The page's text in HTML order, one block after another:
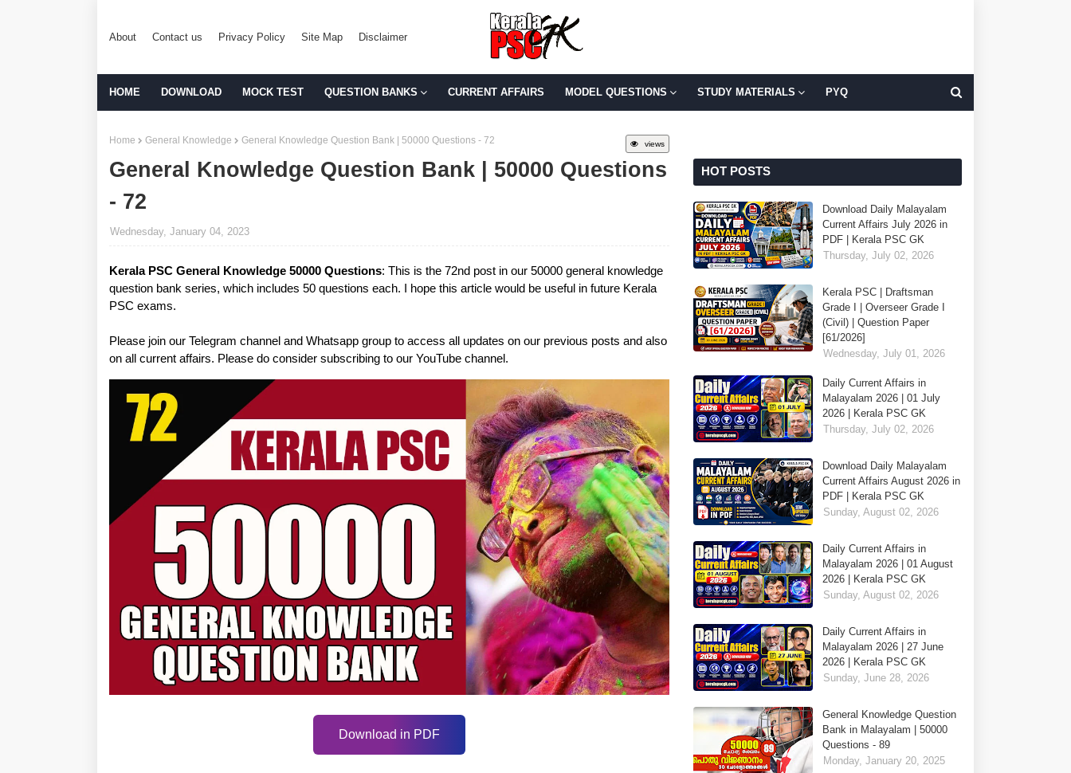
About Contact us Privacy Policy Site Map Disclaimer
HOME DOWNLOAD MOCK TEST QUESTION BANKS CURRENT AFFAIRS MODEL QUESTIONS STUDY MATERIALS PYQ
views
Home General Knowledge General Knowledge Question Bank | 50000 Questions - 72
General Knowledge Question Bank | 50000 Questions
- 72
Wednesday, January 04, 2023
Kerala PSC General Knowledge 50000 Questions: This is the 72nd post in our 50000 general knowledge
question bank series, which includes 50 questions each. I hope this article would be useful in future Kerala
PSC exams.
Please join our Telegram channel and Whatsapp group to access all updates on our previous posts and also
on all current affairs. Please do consider subscribing to our YouTube channel.
Download in PDF
HOT POSTS
Download Daily Malayalam
Current Affairs July 2026 in
PDF | Kerala PSC GK
Thursday, July 02, 2026
Kerala PSC | Draftsman
Grade I | Overseer Grade I
(Civil) | Question Paper
[61/2026]
Wednesday, July 01, 2026
Daily Current Affairs in
Malayalam 2026 | 01 July
2026 | Kerala PSC GK
Thursday, July 02, 2026
Download Daily Malayalam
Current Affairs August 2026 in
PDF | Kerala PSC GK
Sunday, August 02, 2026
Daily Current Affairs in
Malayalam 2026 | 01 August
2026 | Kerala PSC GK
Sunday, August 02, 2026
Daily Current Affairs in
Malayalam 2026 | 27 June
2026 | Kerala PSC GK
Sunday, June 28, 2026
General Knowledge Question
Bank in Malayalam | 50000
Questions - 89
Monday, January 20, 2025